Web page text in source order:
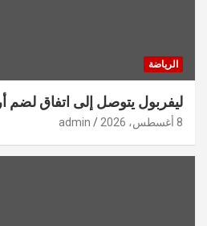
الرياضة
ليفربول يتوصل إلى اتفاق لضم
8 أغسطس، 2026 admin